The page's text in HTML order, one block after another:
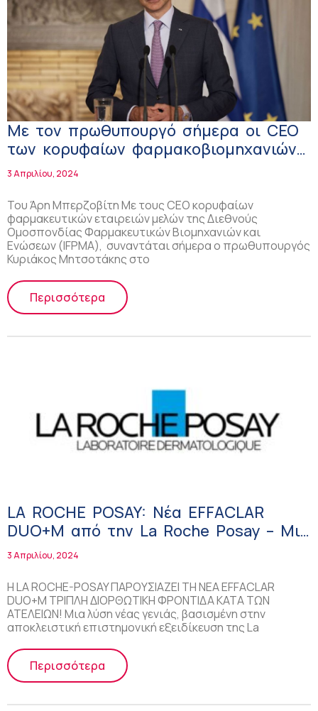
Με τον πρωθυπουργό σήμερα οι CEO
των κορυφαίων φαρμακοβιομηχανιών
παγκοσμίως!
3 Απριλίου, 2024
Του Άρη Μπερζοβίτη Με τους CEO κορυφαίων
φαρμακευτικών εταιρειών μελών της Διεθνούς
Ομοσπονδίας Φαρμακευτικών Βιομηχανιών και
Ενώσεων (IFPMA), συναντάται σήμερα ο πρωθυπουργός
Κυριάκος Μητσοτάκης στο
Περισσότερα
LA ROCHE POSAY: Νέα EFFACLAR
DUO+M από την La Roche Posay – Μια
νέα εποχή στην αντιμετώπιση της
ακμής!
3 Απριλίου, 2024
Η LA ROCHE-POSAY ΠΑΡΟΥΣΙΑΖΕΙ ΤΗ ΝΕΑ EFFACLAR
DUO+M ΤΡΙΠΛΗ ΔΙΟΡΘΩΤΙΚΗ ΦΡΟΝΤΙΔΑ ΚΑΤΑ ΤΩΝ
ΑΤΕΛΕΙΩΝ! Μια λύση νέας γενιάς, βασισμένη στην
αποκλειστική επιστημονική εξειδίκευση της La
Περισσότερα